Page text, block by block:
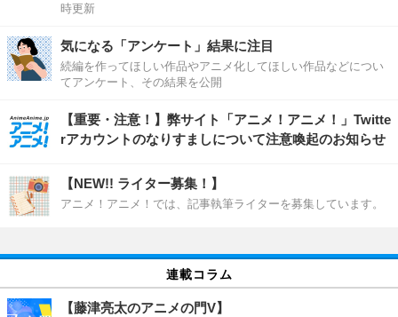
時更新
気になる「アンケート」結果に注目
続編を作ってほしい作品やアニメ化してほしい作品などについ
てアンケート、その結果を公開
【重要・注意！】弊サイト「アニメ！アニメ！」Twitte
rアカウントのなりすましについて注意喚起のお知らせ
【NEW!! ライター募集！】
アニメ！アニメ！では、記事執筆ライターを募集しています。
連載コラム
【藤津亮太のアニメの門V】